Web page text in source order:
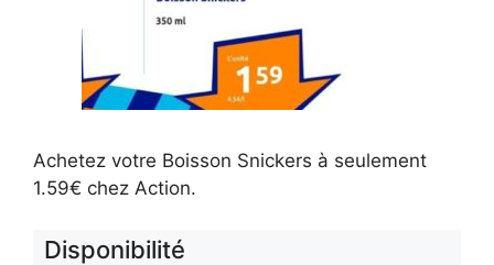
Achetez votre Boisson Snickers à seulement
1.59€ chez Action.
Disponibilité